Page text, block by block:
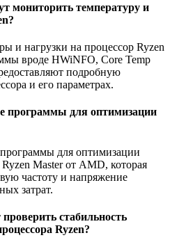
мониторить температуру и
и нагрузки на процессор Ryzen
вроде HWiNFO, Core Temp
подробную
и его параметрах.
программы для оптимизации
для оптимизации
Master от AMD, которая
частоту и напряжение
затрат.
стабильность
Ryzen?